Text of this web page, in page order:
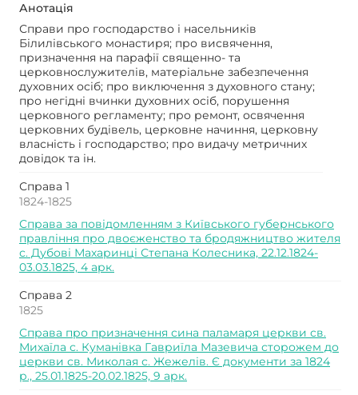
Анотація
Справи про господарство і насельників
Білилівського монастиря; про висвячення,
призначення на парафії священно- та
церковнослужителів, матеріальне забезпечення
духовних осіб; про виключення з духовного стану;
про негідні вчинки духовних осіб, порушення
церковного регламенту; про ремонт, освячення
церковних будівель, церковне начиння, церковну
власність і господарство; про видачу метричних
довідок та ін.
Справа 1
1824-1825
Справа за повідомленням з Київського губернського
правління про двоєженство та бродяжництво жителя
с. Дубові Махаринці Степана Колесника, 22.12.1824-
03.03.1825, 4 арк.
Справа 2
1825
Справа про призначення сина паламаря церкви св.
Михаїла с. Куманівка Гавриїла Мазевича сторожем до
церкви св. Миколая с. Жежелів. Є документи за 1824
р., 25.01.1825-20.02.1825, 9 арк.